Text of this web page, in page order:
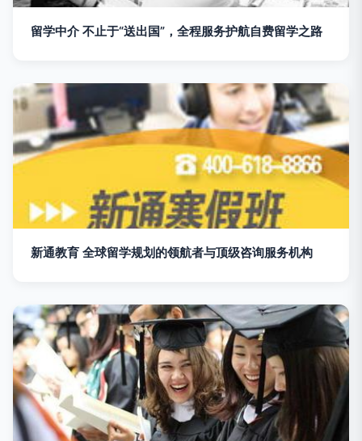
留学中介 不止于“送出国”，全程服务护航自费留学之路
新通教育 全球留学规划的领航者与顶级咨询服务机构